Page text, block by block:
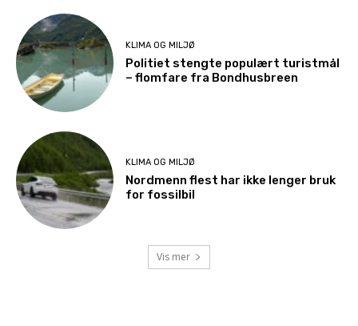
KLIMA OG MILJØ
Politiet stengte populært turistmål
– flomfare fra Bondhusbreen
KLIMA OG MILJØ
Nordmenn flest har ikke lenger bruk
for fossilbil
Vis mer